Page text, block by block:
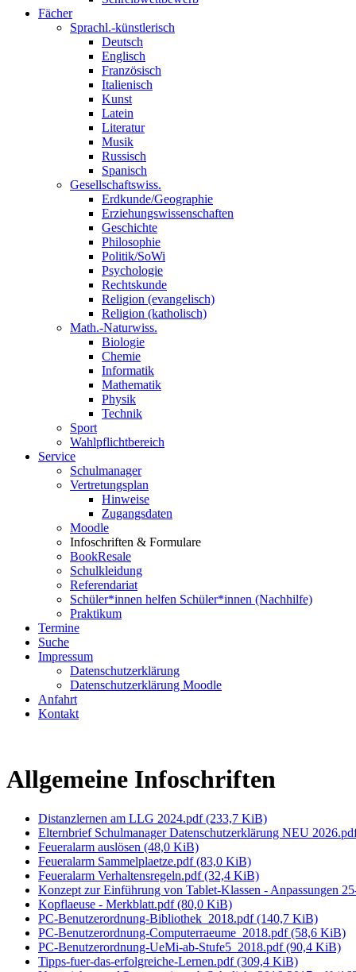
Fächer
Sprachl.-künstlerisch
Deutsch
Englisch
Französisch
Italienisch
Kunst
Latein
Literatur
Musik
Russisch
Spanisch
Gesellschaftswiss.
Erdkunde/Geographie
Erziehungswissenschaften
Geschichte
Philosophie
Politik/SoWi
Psychologie
Rechtskunde
Religion (evangelisch)
Religion (katholisch)
Math.-Naturwiss.
Biologie
Chemie
Informatik
Mathematik
Physik
Technik
Sport
Wahlpflichtbereich
Service
Schulmanager
Vertretungsplan
Hinweise
Zugangsdaten
Moodle
Infoschriften & Formulare
BookResale
Schulkleidung
Referendariat
Schüler*innen helfen Schüler*innen (Nachhilfe)
Praktikum
Termine
Suche
Impressum
Datenschutzerklärung
Datenschutzerklärung Moodle
Anfahrt
Kontakt
Allgemeine Infoschriften
Distanzlernen am LLG 2024.pdf(233,7 KiB)
Elternbrief Schulmanager Datenschutzerklärung NEU
Feueralarm auslösen (48,0 KiB)
Feueralarm Sammelplaetze.pdf(83,0 KiB)
Feueralarm Verhaltensregeln.pdf(32,4 KiB)
Konzept zur Einführung von Tablet-Klassen - Anpassungen
Kopflaeuse - Merkblatt.pdf(80,0 KiB)
PC-Benutzerordnung-Bibliothek_2018.pdf(140,7 KiB)
PC-Benutzerordnung-Computerraeume_2018.pdf(58,6 KiB)
PC-Benutzerordnung-UeMi-ab-Stufe5_2018.pdf(90,4 KiB)
Tipps-fuer-das-erfolgreiche-Lernen.pdf(309,4 KiB)